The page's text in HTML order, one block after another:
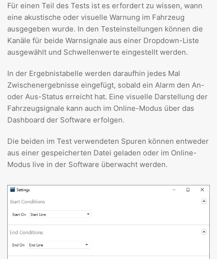
Für einen Teil des Tests ist es erfordert zu wissen, wann
eine akustische oder visuelle Warnung im Fahrzeug
ausgegeben wurde. In den Testeinstellungen können die
Kanäle für beide Warnsignale aus einer Dropdown-Liste
ausgewählt und Schwellenwerte eingestellt werden.
In der Ergebnistabelle werden daraufhin jedes Mal
Zwischenergebnisse eingefügt, sobald ein Alarm den An-
oder Aus-Status erreicht hat. Eine visuelle Darstellung der
Fahrzeugsignale kann auch im Online-Modus über das
Dashboard der Software erfolgen.
Die beiden im Test verwendeten Spuren können entweder
aus einer gespeicherten Datei geladen oder im Online-
Modus live in der Software überwacht werden.